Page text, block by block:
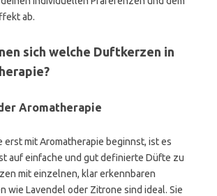
ab.
sich welche Duftkerzen in
Aromatherapie
erst mit Aromatherapie beginnst, ist es
auf einfache und gut definierte Düfte zu
mit einzelnen, klar erkennbaren
wie Lavendel oder Zitrone sind ideal. Sie